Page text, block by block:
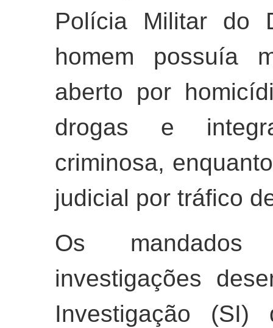
Polícia Militar do
homem possuía
aberto por
drogas e
criminosa,
judicial por tráfico
Os
investigações
Investigação (SI)